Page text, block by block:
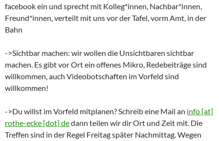
facebook ein und sprecht mit Kolleg*innen, Nachbar*innen,
Freund*innen, verteilt mit uns vor der Tafel, vorm Amt, in der
Bahn
->Sichtbar machen: wir wollen die Unsichtbaren sichtbar
machen. Es gibt vor Ort ein offenes Mikro, Redebeiträge sind
willkommen, auch Videobotschaften im Vorfeld sind
willkommen!
->Du willst im Vorfeld mitplanen? Schreib eine Mail an info [at]
rothe-ecke [dot] dedann teilen wir dir Ort und Zeit mit. Die
Treffen sind in der Regel Freitag später Nachmittag. Wegen